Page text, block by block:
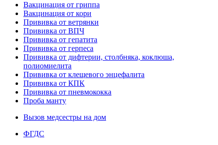
Вакцинация от гриппа
Вакцинация от кори
Прививка от ветрянки
Прививка от ВПЧ
Прививка от гепатита
Прививка от герпеса
Прививка от дифтерии, столбняка, коклюша,
полиомиелита
Прививка от клещевого энцефалита
Прививка от КПК
Прививка от пневмококка
Проба манту
Вызов медсестры на дом
ФГДС